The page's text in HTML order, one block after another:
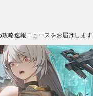
攻略速報ニュースをお届けします